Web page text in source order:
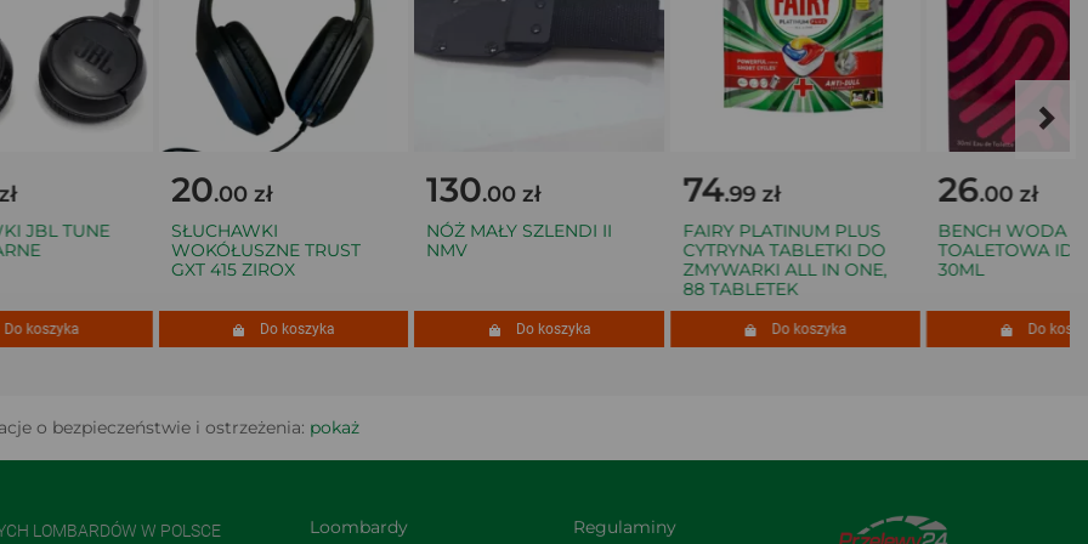
JBL TUNE
koszyka
20.00 zł
SŁUCHAWKI
WOKÓŁUSZNE TRUST
GXT 415 ZIROX
Do koszyka
130.00 zł
NÓŻ MAŁY SZLENDI II
NMV
Do koszyka
74.99 zł
FAIRY PLATINUM PLUS
CYTRYNA TABLETKI DO
ZMYWARKI ALL IN ONE,
88 TABLETEK
Do koszyka
26.00 zł
BENCH WODA
TOALETOWA
30ML
Do koszyka
o bezpieczeństwie i ostrzeżenia: pokaż
LOMBARDÓW W POLSCE Loombardy Regulaminy